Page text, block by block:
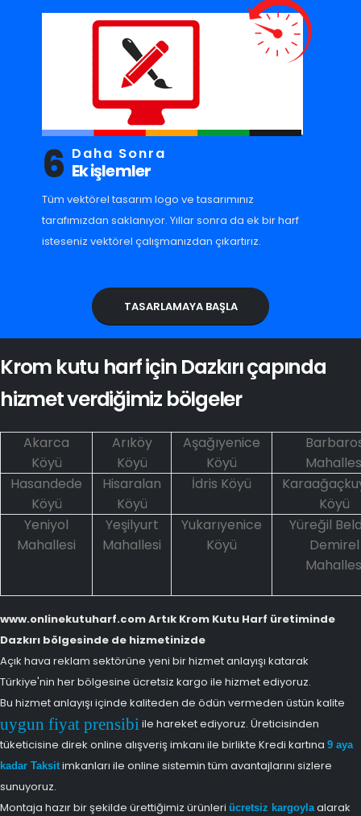
6 Daha Sonra
Ek işlemler
Tüm vektörel tasarım logo ve tasarımınız
tarafımızdan saklanıyor. Yıllar sonra da ek bir harf
isteseniz vektörel çalışmanızdan çıkartırız.
TASARLAMAYA BAŞLA
Krom kutu harf için Dazkırı çapında
hizmet verdiğimiz bölgeler
Akarca
Köyü
Arıköy
Köyü
Aşağıyenice
Köyü
Hasandede
Köyü
Hisaralan
Köyü
İdris Köyü
Köyü
Yeniyol
Mahallesi
Yeşilyurt
Mahallesi
Yukarıyenice
Köyü
Yüreğil
Demirel
www.onlinekutuharf.com Artık Krom Kutu Harf üretiminde
Dazkırı bölgesinde de hizmetinizde
Açık hava reklam sektörüne yeni bir hizmet anlayışı katarak
Türkiye'nin her bölgesine ücretsiz kargo ile hizmet ediyoruz.
Bu hizmet anlayışı içinde kaliteden de ödün vermeden üstün kalite
uygun fiyat prensibi ile hareket ediyoruz. Üreticisinden
tüketicisine direk online alışveriş imkanı ile birlikte Kredi kartına 9 aya
kadar Taksitimkanları ile online sistemin tüm avantajlarını sizlere
sunuyoruz.
Montaja hazır bir şekilde ürettiğimiz ürünleri ücretsiz kargoylaalarak